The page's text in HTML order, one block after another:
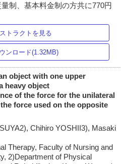
制、基本料金制の方共に770円
トラクトを見る
ンロード(1.32MB)
object with one upper
heavy object
of the force for the unilateral
force used on the opposite
Chihiro YOSHII3), Masaki
Therapy, Faculty of Nursing and
2)Department of Physical